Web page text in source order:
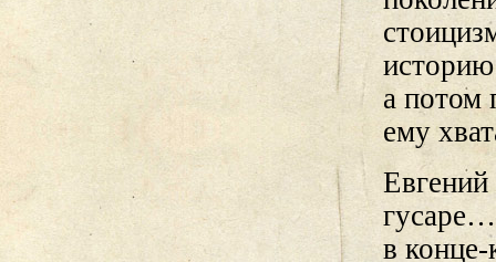
историю
а потом
ему
в конце-